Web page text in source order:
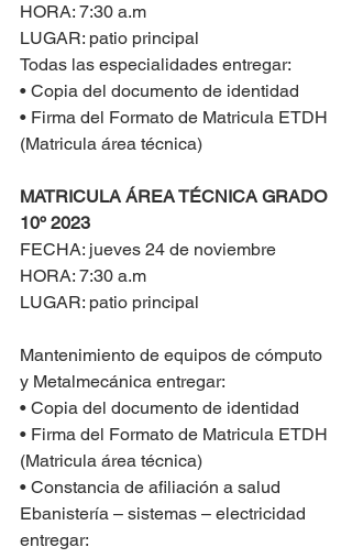
HORA: 7:30 a.m
LUGAR: patio principal
Todas las especialidades entregar:
• Copia del documento de identidad
• Firma del Formato de Matricula ETDH
(Matricula área técnica)
MATRICULA ÁREA TÉCNICA GRADO
10º 2023
FECHA: jueves 24 de noviembre
HORA: 7:30 a.m
LUGAR: patio principal
Mantenimiento de equipos de cómputo
y Metalmecánica entregar:
• Copia del documento de identidad
• Firma del Formato de Matricula ETDH
(Matricula área técnica)
• Constancia de afiliación a salud
Ebanistería – sistemas – electricidad
entregar: